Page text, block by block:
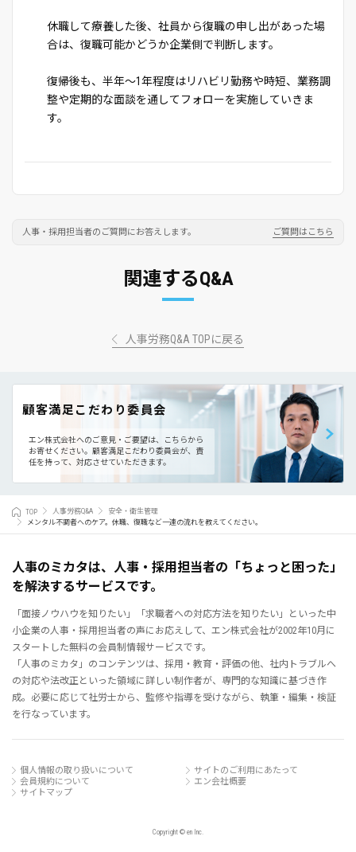
休職して療養した後、社員から復職の申し出があった場
合は、復職可能かどうか企業側で判断します。
復帰後も、半年～1年程度はリハビリ勤務や時短、業務調
整や定期的な面談を通してフォローを実施していきま
す。
人事・採用担当者のご質問にお答えします。 ご質問はこちら
関連するQ&A
人事労務Q&A TOPに戻る
顧客満足こだわり委員会
エン株式会社へのご意見・ご要望は、こちらから
お寄せください。 顧客満足こだわり委員会が、責
任を持って、対応させていただきます。
TOP 人事労務Q&A
安全・衛生管理
メンタル不調者へのケア。休職、復職など一連の流れを教えてください。
人事のミカタは、人事・採用担当者の「ちょっと困った」
を解決するサービスです。
「面接ノウハウを知りたい」「求職者への対応方法を知りたい」といった中
小企業の人事・採用担当者の声にお応えして、エン株式会社が2002年10月に
スタートした無料の会員制情報サービスです。
「人事のミカタ」のコンテンツは、採用・教育・評価の他、社内トラブルへ
の対応や法改正といった領域に詳しい制作者が、専門的な知識に基づき作
成。必要に応じて社労士から、監修や指導を受けながら、執筆・編集・検証
を行なっています。
個人情報の取り扱いについて
サイトのご利用にあたって
会員規約について
エン会社概要
サイトマップ
Copyright © en Inc.